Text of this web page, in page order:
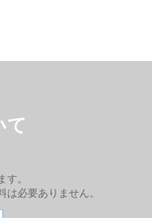
て
。
必要ありません。